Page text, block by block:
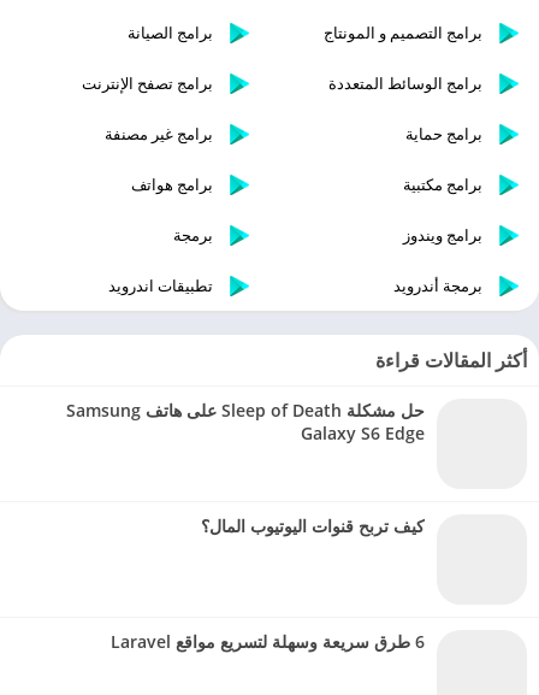
برامج التصميم و المونتاج برامج الصيانة
برامج الوسائط المتعددة برامج تصفح الإنترنت
برامج حماية برامج غير مصنفة
برامج مكتبية برامج هواتف
برامج ويندوز برمجة
برمجة أندرويد تطبيقات اندرويد
أكثر المقالات قراءة
حل مشكلة Sleep of Death على هاتف Samsung
Galaxy S6 Edge
كيف تربح قنوات اليوتيوب المال؟
6 طرق سريعة وسهلة لتسريع مواقع Laravel